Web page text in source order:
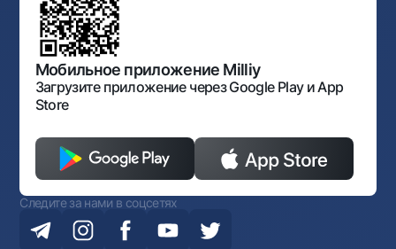
Нормативно-правовые документы
Порядок и режим работы НБУ
Открытые данные
Антимонопольный комплаенс
Мобильное приложение Milliy
Загрузите приложение через Google Play и App
Store
Следите за нами в соцсетях